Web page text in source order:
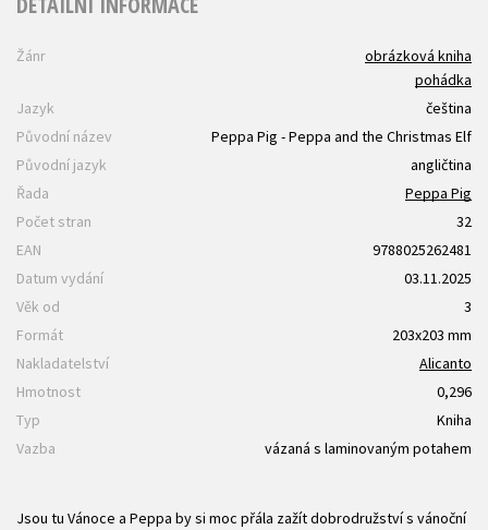
Žánr
obrázková kniha
pohádka
Jazyk
čeština
Původní název
Peppa Pig - Peppa and the Christmas Elf
Původní jazyk
angličtina
Řada
Peppa Pig
Počet stran
32
EAN
9788025262481
Datum vydání
03.11.2025
Věk od
3
Formát
203x203 mm
Nakladatelství
Alicanto
Hmotnost
0,296
Typ
Kniha
Vazba
vázaná s laminovaným potahem
Jsou tu Vánoce a Peppa by si moc přála zažít dobrodružství s vánoční